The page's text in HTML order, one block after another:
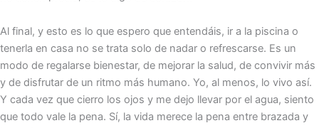
Al final, y esto es lo que espero que entendáis, ir a la piscina o
tenerla en casa no se trata solo de nadar o refrescarse. Es un
modo de regalarse bienestar, de mejorar la salud, de convivir más
y de disfrutar de un ritmo más humano. Yo, al menos, lo vivo así.
Y cada vez que cierro los ojos y me dejo llevar por el agua, siento
que todo vale la pena. Sí, la vida merece la pena entre brazada y